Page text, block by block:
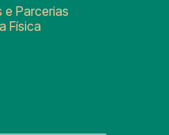
e Parcerias
Física